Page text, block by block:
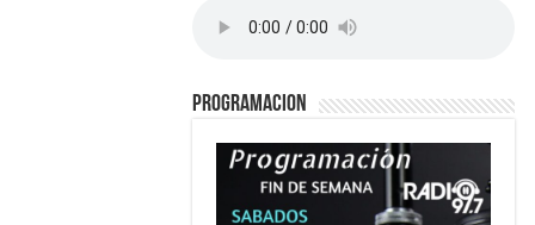
PROGRAMACION